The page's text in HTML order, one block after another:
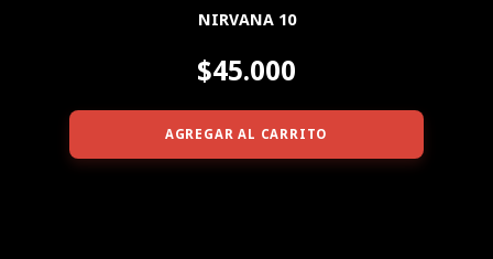
NIRVANA 10
$45.000
AGREGAR AL CARRITO